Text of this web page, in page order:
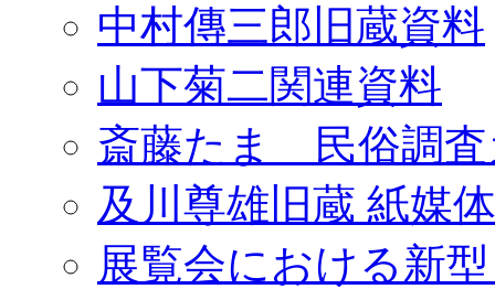
中村傳三郎旧蔵資料
山下菊二関連資料
斎藤たま 民俗調査
及川尊雄旧蔵 紙媒
展覧会における新